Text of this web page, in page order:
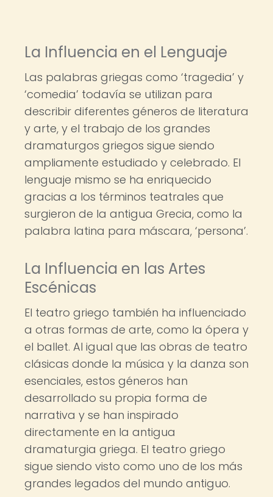
La Influencia en el Lenguaje
Las palabras griegas como ‘tragedia’ y
‘comedia’ todavía se utilizan para
describir diferentes géneros de literatura
y arte, y el trabajo de los grandes
dramaturgos griegos sigue siendo
ampliamente estudiado y celebrado. El
lenguaje mismo se ha enriquecido
gracias a los términos teatrales que
surgieron de la antigua Grecia, como la
palabra latina para máscara, ‘persona’.
La Influencia en las Artes
Escénicas
El teatro griego también ha influenciado
a otras formas de arte, como la ópera y
el ballet. Al igual que las obras de teatro
clásicas donde la música y la danza son
esenciales, estos géneros han
desarrollado su propia forma de
narrativa y se han inspirado
directamente en la antigua
dramaturgia griega. El teatro griego
sigue siendo visto como uno de los más
grandes legados del mundo antiguo.